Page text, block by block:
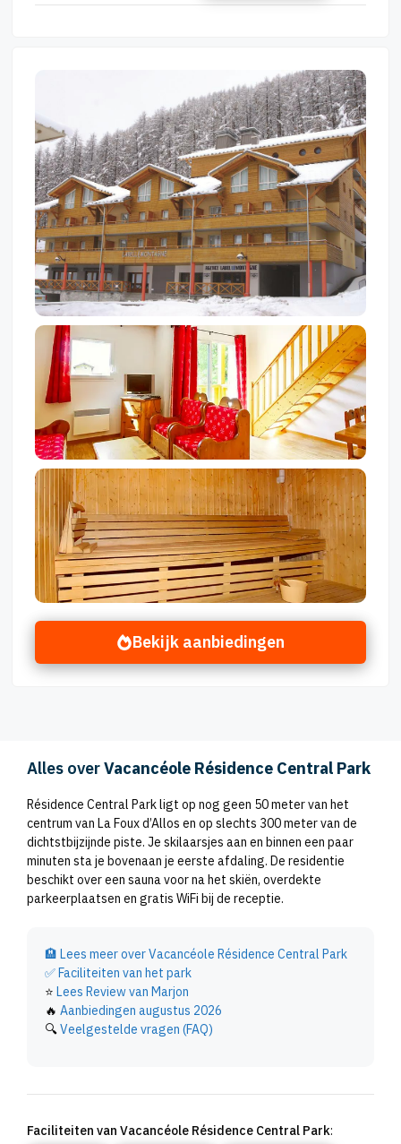
Bekijk aanbiedingen
Alles overVacancéole Résidence Central Park
Résidence Central Park ligt op nog geen 50 meter van het
centrum van La Foux d’Allos en op slechts 300 meter van de
dichtstbijzijnde piste. Je skilaarsjes aan en binnen een paar
minuten sta je bovenaan je eerste afdaling. De residentie
beschikt over een sauna voor na het skiën, overdekte
parkeerplaatsen en gratis WiFi bij de receptie.
🏨 Lees meer over Vacancéole Résidence Central Park
✅ Faciliteiten van het park
⭐ Lees Review van Marjon
🔥 Aanbiedingen augustus 2026
🔍Veelgestelde vragen (FAQ)
Faciliteiten van Vacancéole Résidence Central Park: